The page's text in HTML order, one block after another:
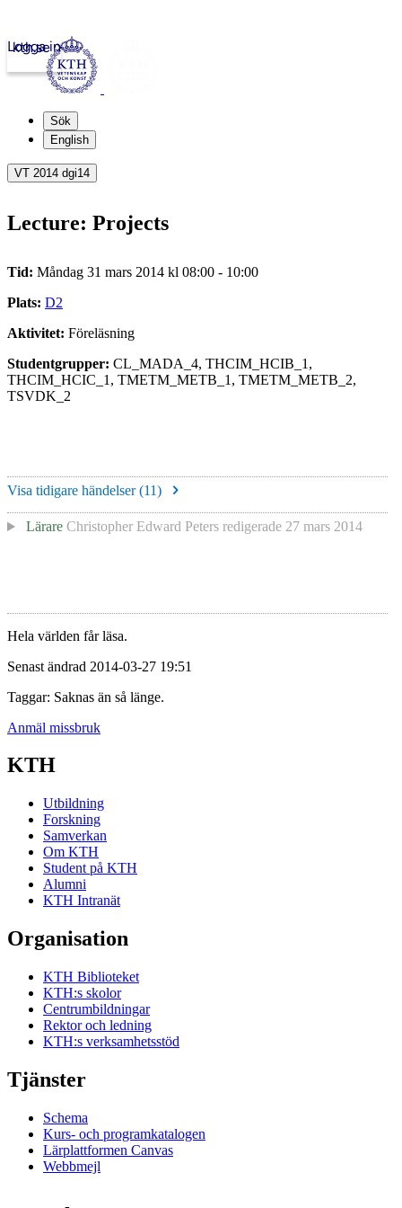
kth.se
Logga in
Sök
English
VT 2014 dgi14
Lecture: Projects
Tid: Måndag 31 mars 2014 kl 08:00 - 10:00
Plats: D2
Aktivitet: Föreläsning
Studentgrupper: CL_MADA_4, THCIM_HCIB_1,
THCIM_HCIC_1, TMETM_METB_1, TMETM_METB_2,
TSVDK_2
Visa tidigare händelser (11)
Lärare Christopher Edward Petersredigerade 27 mars 2014
Hela världen får läsa.
Senast ändrad 2014-03-27 19:51
Taggar: Saknas än så länge.
Anmäl missbruk
KTH
Utbildning
Forskning
Samverkan
Om KTH
Student på KTH
Alumni
KTH Intranät
Organisation
KTH Biblioteket
KTH:s skolor
Centrumbildningar
Rektor och ledning
KTH:s verksamhetsstöd
Tjänster
Schema
Kurs- och programkatalogen
Lärplattformen Canvas
Webbmejl